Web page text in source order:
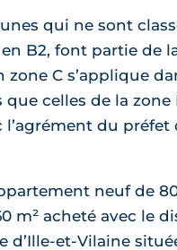
qui ne sont
B2, font partie de
zone C s’applique
celles de la zone
l’agrément du préfet
neuf de
m² acheté avec le
d’Ille-et-Vilaine